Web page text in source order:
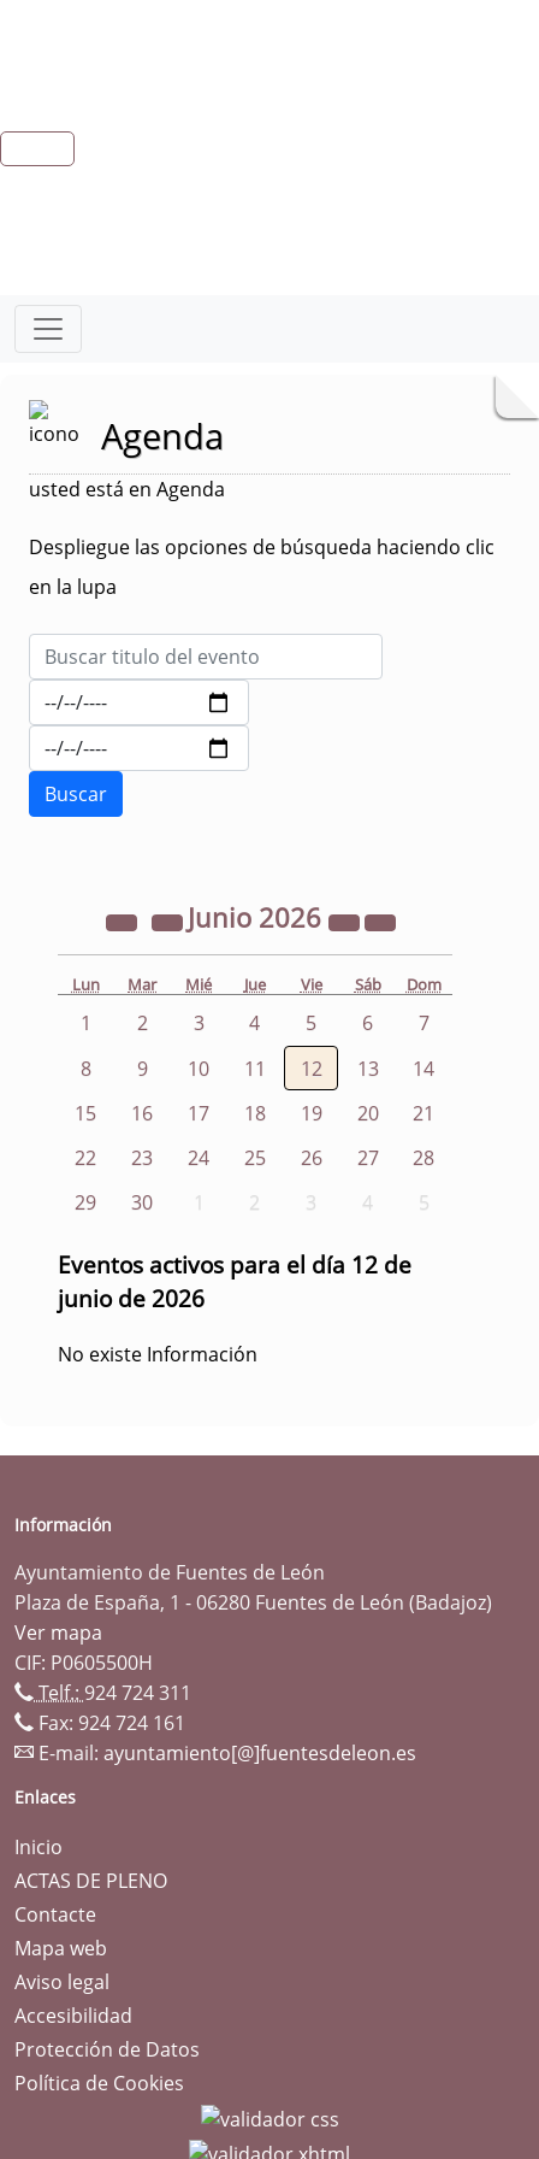
Agenda
usted está en Agenda
Despliegue las opciones de búsqueda haciendo clic
en la lupa
Junio 2026
Lun Mar Mié Jue Vie Sáb Dom
1 2 3 4 5 6
7
8
9 10 11 12 13
14
15
16 17 18 19 20
21
22
23 24 25 26 27
28
29
30 1 2 3 4 5
Eventos activos para el día 12 de
junio de 2026
No existe Información
Información
Ayuntamiento de Fuentes de León
Plaza de España, 1 - 06280 Fuentes de León (Badajoz)
Ver mapa
CIF: P0605500H
Telf.: 924 724 311
Fax: 924 724 161
E-mail: ayuntamiento[@]fuentesdeleon.es
Enlaces
Inicio
ACTAS DE PLENO
Contacte
Mapa web
Aviso legal
Accesibilidad
Protección de Datos
Política de Cookies